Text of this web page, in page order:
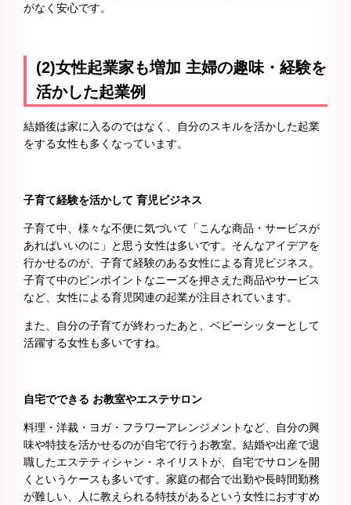
がなく安心です。
(2)女性起業家も増加 主婦の趣味・経験を
活かした起業例
結婚後は家に入るのではなく、自分のスキルを活かした起業
をする女性も多くなっています。
子育て経験を活かして 育児ビジネス
子育て中、様々な不便に気づいて「こんな商品・サービスが
あればいいのに」と思う女性は多いです。そんなアイデアを
行かせるのが、子育て経験のある女性による育児ビジネス。
子育て中のピンポイントなニーズを押さえた商品やサービス
など、女性による育児関連の起業が注目されています。
また、自分の子育てが終わったあと、ベビーシッターとして
活躍する女性も多いですね。
自宅でできる お教室やエステサロン
料理・洋裁・ヨガ・フラワーアレンジメントなど、自分の興
味や特技を活かせるのが自宅で行うお教室。結婚や出産で退
職したエステティシャン・ネイリストが、自宅でサロンを開
くというケースも多いです。家庭の都合で出勤や長時間勤務
が難しい、人に教えられる特技があるという女性におすすめ